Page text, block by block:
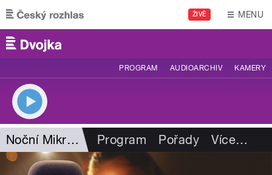
Přejít k hlavnímu obsahu
ŽIVĚ MENU
PROGRAM AUDIOARCHIV KAMERY
Noční Mikrofórum Program Pořady Více…